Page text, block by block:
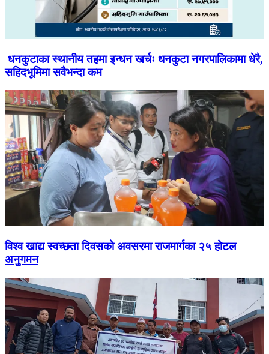
धनकुटाका स्थानीय तहमा इन्धन खर्चः धनकुटा नगरपालिकामा धेरै,
सहिदभूमिमा सवैभन्दा कम
विश्व खाद्य स्वच्छता दिवसको अवसरमा राजमार्गका २५ होटल
अनुगमन